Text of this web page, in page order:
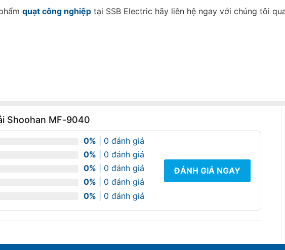
quạt công nghiệptại SSB Electric hãy liên hệ ngay với chúng tôi
Shoohan MF-9040
0% | 0 đánh giá
0% | 0 đánh giá
0% | 0 đánh giá
0% | 0 đánh giá
0% | 0 đánh giá
ĐÁNH GIÁ NGAY